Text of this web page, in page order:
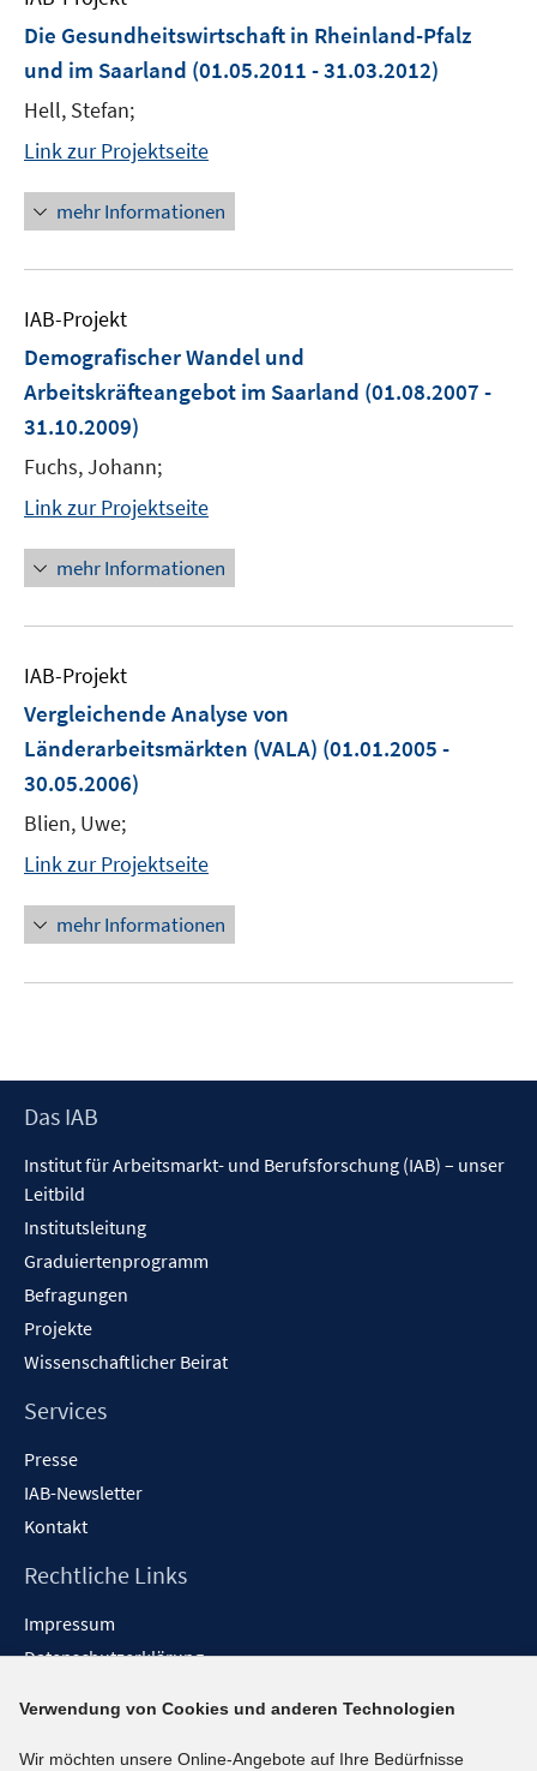
Die Gesundheitswirtschaft in Rheinland-Pfalz
und im Saarland (01.05.2011 - 31.03.2012)
Hell, Stefan;
Link zur Projektseite
mehr Informationen
IAB-Projekt
Demografischer Wandel und
Arbeitskräfteangebot im Saarland (01.08.2007 -
31.10.2009)
Fuchs, Johann;
Link zur Projektseite
mehr Informationen
IAB-Projekt
Vergleichende Analyse von
Länderarbeitsmärkten (VALA) (01.01.2005 -
30.05.2006)
Blien, Uwe;
Link zur Projektseite
mehr Informationen
Footer
Das IAB
Institut für Arbeitsmarkt- und Berufsforschung (IAB) – unser
Leitbild
Institutsleitung
Graduiertenprogramm
Befragungen
Projekte
Wissenschaftlicher Beirat
Services
Presse
IAB-Newsletter
Kontakt
Rechtliche Links
Impressum
Datenschutzerklärung
Barrieren melden
Verwendung von Cookies und anderen Technologien
Wir möchten unsere Online-Angebote auf Ihre Bedürfnisse